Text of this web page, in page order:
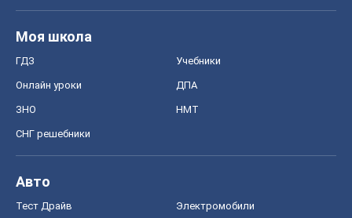
Моя школа
ГДЗ Учебники
Онлайн уроки ДПА
ЗНО НМТ
СНГ решебники
Авто
Тест Драйв Электромобили